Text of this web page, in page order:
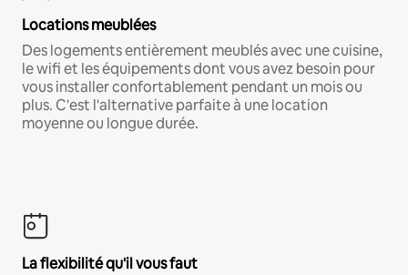
Locations meublées
Des logements entièrement meublés avec une cuisine,
le wifi et les équipements dont vous avez besoin pour
vous installer confortablement pendant un mois ou
plus. C'est l'alternative parfaite à une location
moyenne ou longue durée.
La flexibilité qu'il vous faut